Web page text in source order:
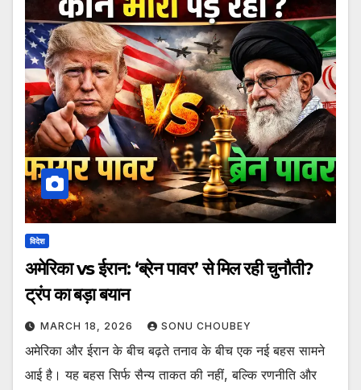
विदेश
अमेरिका vs ईरान: ‘ब्रेन पावर’ से मिल रही चुनौती?
ट्रंप का बड़ा बयान
MARCH 18, 2026 SONU CHOUBEY
अमेरिका और ईरान के बीच बढ़ते तनाव के बीच एक नई बहस सामने
आई है। यह बहस सिर्फ सैन्य ताकत की नहीं, बल्कि रणनीति और